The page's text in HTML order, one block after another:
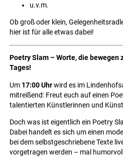
u.v.m.
Ob groß oder klein,
hier ist für alle etwas dabei!
Poetry Slam – Worte, die bewegen
Tages!
Um 17:00 Uhrwird es im
mitreißend: Freut euch auf einen
talentierten Künstlerinnen und
Doch was ist eigentlich ein Poetry
Dabei handelt es sich um einen
bei dem selbstgeschriebene Texte
vorgetragen werden – mal